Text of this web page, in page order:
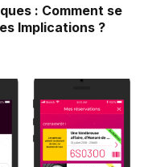
: Comment se
Implications ?